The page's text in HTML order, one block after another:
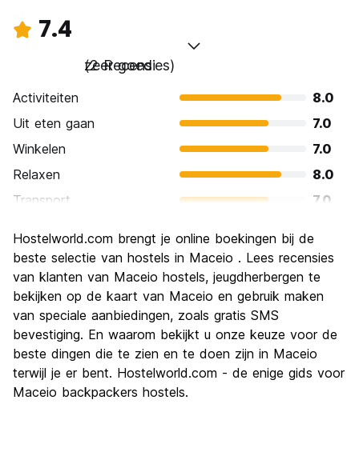
7.4
zeer goed
(2 Recensies)
Activiteiten
8.0
Uit eten gaan
7.0
Winkelen
7.0
Relaxen
8.0
Transport
7.0
Cultuur
7.0
Uitgaan
8.0
Waarde voor uw geld
7.0
Hostelworld.com brengt je online boekingen bij de
beste selectie van hostels in Maceio . Lees recensies
van klanten van Maceio hostels, jeugdherbergen te
bekijken op de kaart van Maceio en gebruik maken
van speciale aanbiedingen, zoals gratis SMS
bevestiging. En waarom bekijkt u onze keuze voor de
beste dingen die te zien en te doen zijn in Maceio
terwijl je er bent. Hostelworld.com - de enige gids voor
Maceio backpackers hostels.